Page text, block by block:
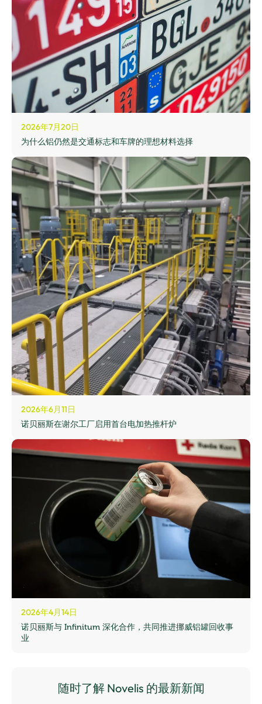
2026年7月20日
为什么铝仍然是交通标志和车牌的理想材料选择
2026年6月11日
诺贝丽斯在谢尔工厂启用首台电加热推杆炉
2026年4月14日
诺贝丽斯与 Infinitum 深化合作，共同推进挪威铝罐回收事
业
随时了解 Novelis 的最新新闻